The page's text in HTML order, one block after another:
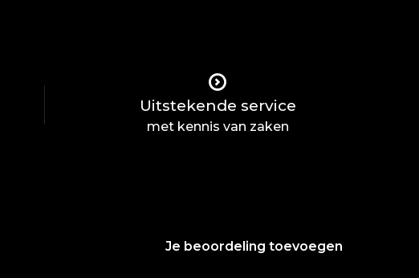
Uitstekende service
met kennis van zaken
Je beoordeling toevoegen